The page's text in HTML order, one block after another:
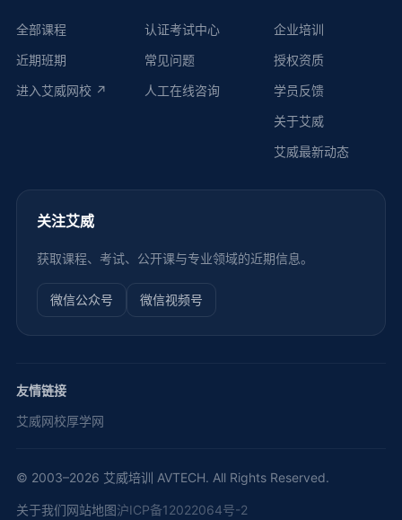
全部课程
近期班期
进入艾威网校 ↗
认证考试中心
常见问题
人工在线咨询
企业培训
授权资质
学员反馈
关于艾威
艾威最新动态
关注艾威
获取课程、考试、公开课与专业领域的近期信息。
微信公众号 微信视频号
友情链接
艾威网校厚学网
© 2003–2026 艾威培训 AVTECH. All Rights Reserved.
关于我们网站地图沪ICP备12022064号-2